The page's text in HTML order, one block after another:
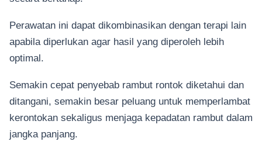
Perawatan ini dapat dikombinasikan dengan terapi lain
apabila diperlukan agar hasil yang diperoleh lebih
optimal.
Semakin cepat penyebab rambut rontok diketahui dan
ditangani, semakin besar peluang untuk memperlambat
kerontokan sekaligus menjaga kepadatan rambut dalam
jangka panjang.